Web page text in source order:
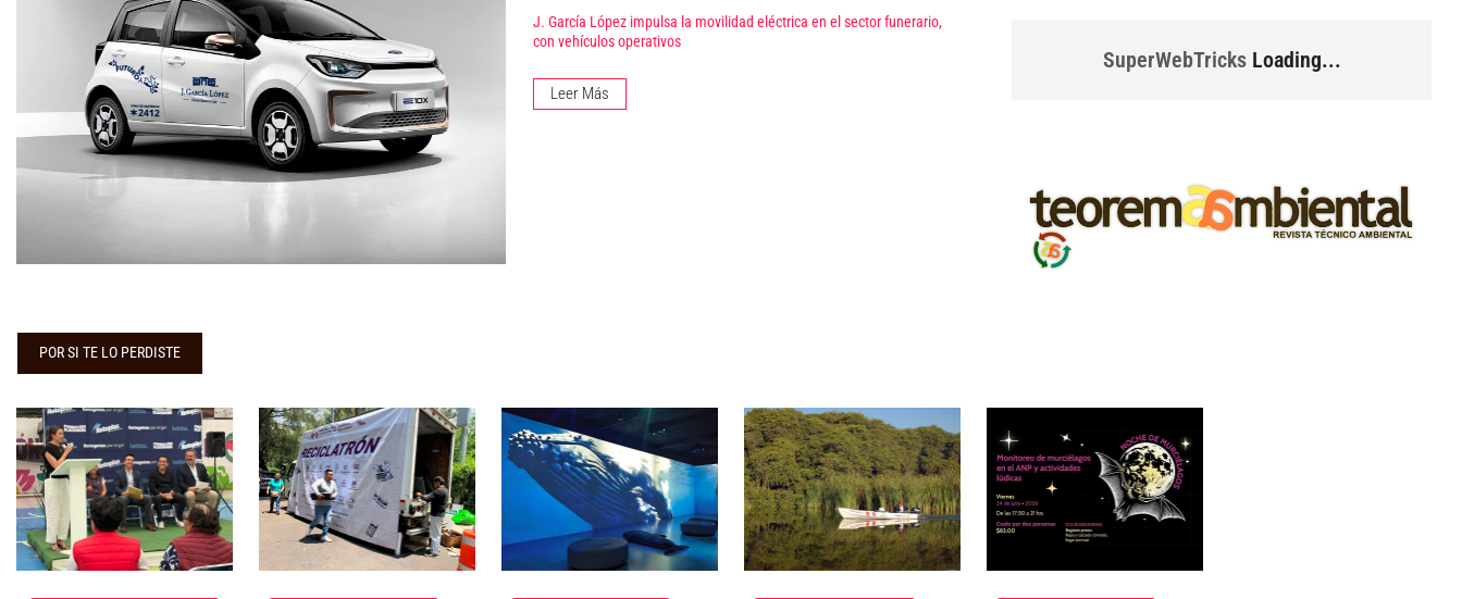
J. García López impulsa la movilidad eléctrica en el sector funerario,
con vehículos operativos
Leer Más
SuperWebTricksLoading...
POR SI TE LO PERDISTE